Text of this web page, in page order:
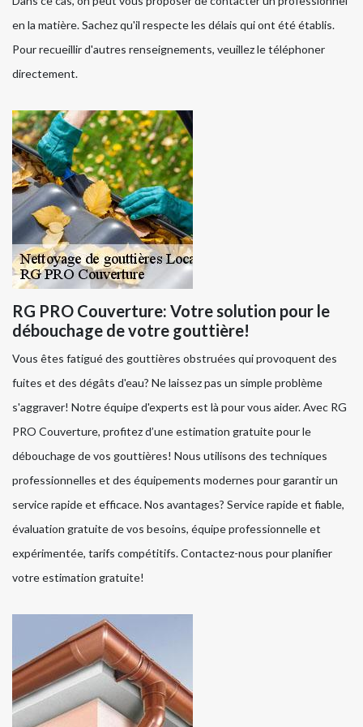
en la matière. Sachez qu'il respecte les délais qui ont été établis.
Pour recueillir d'autres renseignements, veuillez le téléphoner
directement.
RG PRO Couverture: Votre solution pour le
débouchage de votre gouttière!
Vous êtes fatigué des gouttières obstruées qui provoquent des
fuites et des dégâts d'eau? Ne laissez pas un simple problème
s'aggraver! Notre équipe d'experts est là pour vous aider. Avec RG
PRO Couverture, profitez d’une estimation gratuite pour le
débouchage de vos gouttières! Nous utilisons des techniques
professionnelles et des équipements modernes pour garantir un
service rapide et efficace. Nos avantages? Service rapide et fiable,
évaluation gratuite de vos besoins, équipe professionnelle et
expérimentée, tarifs compétitifs. Contactez-nous pour planifier
votre estimation gratuite!